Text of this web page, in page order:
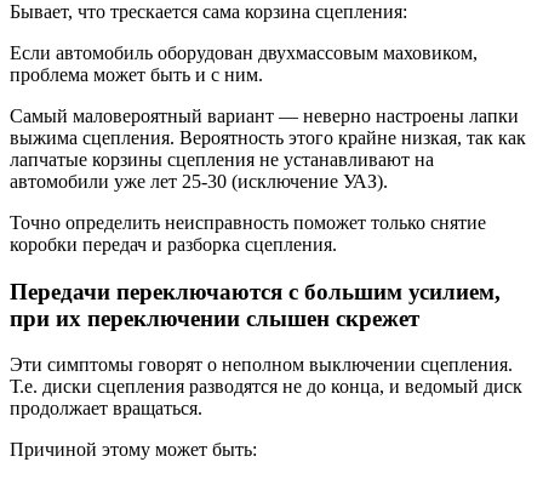
Бывает, что трескается сама корзина сцепления:
Если автомобиль оборудован двухмассовым маховиком,
проблема может быть и с ним.
Самый маловероятный вариант — неверно настроены лапки
выжима сцепления. Вероятность этого крайне низкая, так как
лапчатые корзины сцепления не устанавливают на
автомобили уже лет 25-30 (исключение УАЗ).
Точно определить неисправность поможет только снятие
коробки передач и разборка сцепления.
Передачи переключаются с большим усилием,
при их переключении слышен скрежет
Эти симптомы говорят о неполном выключении сцепления.
Т.е. диски сцепления разводятся не до конца, и ведомый диск
продолжает вращаться.
Причиной этому может быть: